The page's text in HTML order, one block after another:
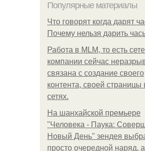
Популярные материалы
Что говорят когда дарят
Почему нельзя дарить
Работа в MLM, то есть
компании сейчас
связана с создание своего
контента, своей страницы
сетях.
На шанхайской премьере
"Человека - Паука:
Новый День" зендея
просто очередной наряд, а